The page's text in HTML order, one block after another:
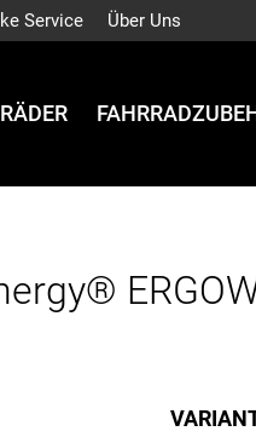
Service Über Uns